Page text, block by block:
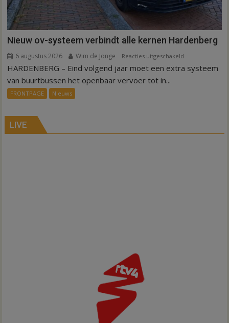
Nieuw ov-systeem verbindt alle kernen Hardenberg
6 augustus 2026 Wim de Jonge Reacties uitgeschakeld
Nieuw
Hardenberg
HARDENBERG – Eind volgend jaar moet een extra systeem
van buurtbussen het openbaar vervoer tot in...
FRONTPAGE Nieuws
LIVE